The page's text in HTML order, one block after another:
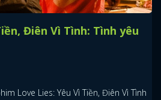
Điên Vì Tình: Tình yêu
Love Lies: Yêu Vì Tiền, Điên Vì Tình